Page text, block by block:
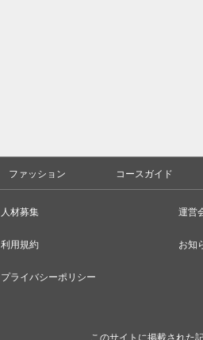
ファッション コースガイド
人材募集
利用規約
プライバシーポリシー
運営
お知
このサイトに掲載された